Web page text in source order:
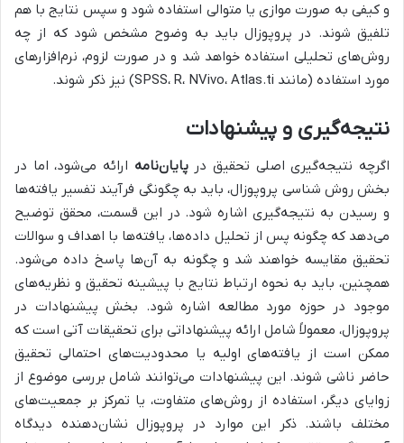
و کیفی به صورت موازی یا متوالی استفاده شود و سپس نتایج با هم
تلفیق شوند. در پروپوزال باید به وضوح مشخص شود که از چه
روش‌های تحلیلی استفاده خواهد شد و در صورت لزوم، نرم‌افزارهای
مورد استفاده (مانند SPSS، R، NVivo، Atlas.ti) نیز ذکر شوند.
نتیجه‌گیری و پیشنهادات
اگرچه نتیجه‌گیری اصلی تحقیق درپایان‌نامه ارائه می‌شود، اما در
بخش روش شناسی پروپوزال، باید به چگونگی فرآیند تفسیر یافته‌ها
و رسیدن به نتیجه‌گیری اشاره شود. در این قسمت، محقق توضیح
می‌دهد که چگونه پس از تحلیل داده‌ها، یافته‌ها با اهداف و سوالات
تحقیق مقایسه خواهند شد و چگونه به آن‌ها پاسخ داده می‌شود.
همچنین، باید به نحوه ارتباط نتایج با پیشینه تحقیق و نظریه‌های
موجود در حوزه مورد مطالعه اشاره شود. بخش پیشنهادات در
پروپوزال، معمولاً شامل ارائه پیشنهاداتی برای تحقیقات آتی است که
ممکن است از یافته‌های اولیه یا محدودیت‌های احتمالی تحقیق
حاضر ناشی شوند. این پیشنهادات می‌توانند شامل بررسی موضوع از
زوایای دیگر، استفاده از روش‌های متفاوت، یا تمرکز بر جمعیت‌های
مختلف باشند. ذکر این موارد در پروپوزال نشان‌دهنده دیدگاه